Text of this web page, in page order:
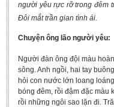
CONFERENCE
Studies on Vietnamese and
East-Asian region
Studies on Sinology & Nom
Vietnamese and Japanese
người yêu rực rỡ trong đêm
Đôi mắt trần gian tình ái.
Chuyện ông lão người yêu:
Người đàn ông đội màu
sông. Anh ngồi, hai tay
hỏi con nước lớn loang
bóng đêm, rồi đậm đặc màu
rồi những ngôi sao lặn đi.